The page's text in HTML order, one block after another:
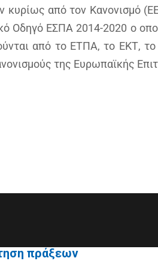
από τον Κανονισμό
Οδηγό ΕΣΠΑ 2014-2020 ο
από το ΕΤΠΑ, το ΕΚΤ,
της Ευρωπαϊκής
πράξεων